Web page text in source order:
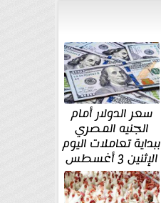
سعر الدولار أمام
الجنيه المصري
ببداية تعاملات اليوم
الإثنين 3 أغسطس